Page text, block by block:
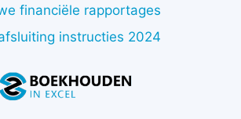
financiële rapportages
instructies 2024